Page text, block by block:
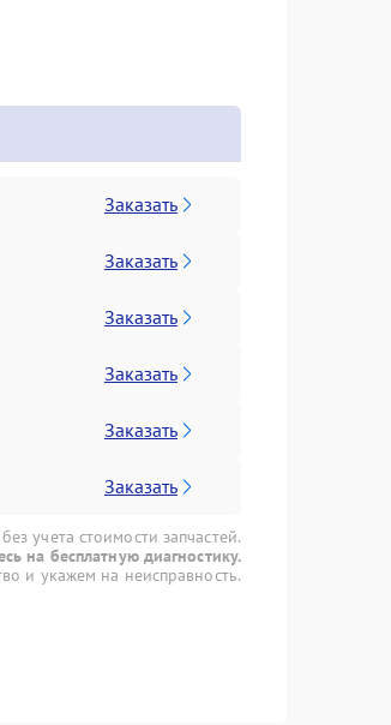
Заказать
Заказать
Заказать
Заказать
Заказать
Заказать
учета стоимости запчастей.
на бесплатную диагностику.
и укажем на неисправность.